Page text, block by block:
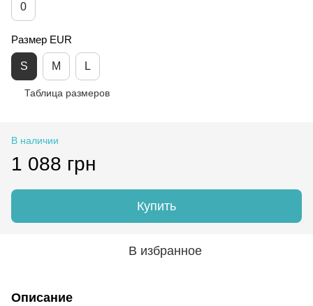
0
Размер EUR
S M L
Таблица размеров
В наличии
1 088 грн
Купить
В избранное
Описание